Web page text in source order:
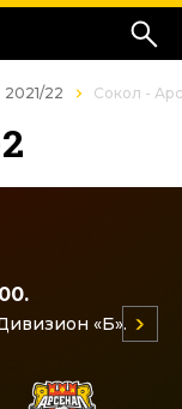
2021/22 Сокол -
«Б».